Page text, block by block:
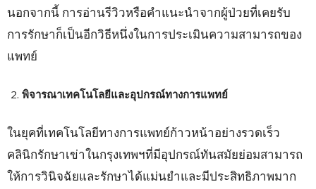
นอกจากนี้ การอ่านรีวิวหรือคำแนะนำจากผู้ป่วยที่เคยรับ
การรักษาก็เป็นอีกวิธีหนึ่งในการประเมินความสามารถของ
แพทย์
พิจารณาเทคโนโลยีและอุปกรณ์ทางการแพทย์
ในยุคที่เทคโนโลยีทางการแพทย์ก้าวหน้าอย่างรวดเร็ว
คลินิกรักษาเข่าในกรุงเทพฯที่มีอุปกรณ์ทันสมัยย่อมสามารถ
ให้การวินิจฉัยและรักษาได้แม่นยำและมีประสิทธิภาพมาก